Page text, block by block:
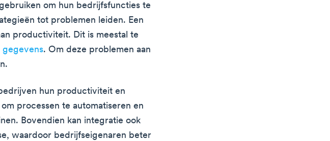
om hun bedrijfsfuncties te
tot problemen leiden. Een
productiviteit. Dit is meestal te
gegevens. Om deze problemen aan
hun productiviteit en
processen te automatiseren en
Bovendien kan integratie ook
waardoor bedrijfseigenaren beter